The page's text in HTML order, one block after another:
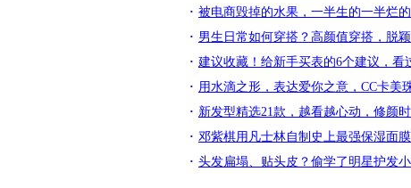
被电商毁掉的水果，一半生的一半烂
男生日常如何穿搭？高颜值穿搭，脱
建议收藏！给新手买表的6个建议，看
用水滴之形，表达爱你之意，CC卡美
新发型精选21款，越看越心动，修颜
邓紫棋用凡士林自制史上最强保湿面
头发扁塌、贴头皮？偷学了明星护发